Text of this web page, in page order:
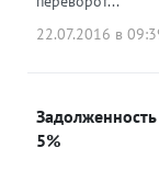
22.07.2016 в
5%